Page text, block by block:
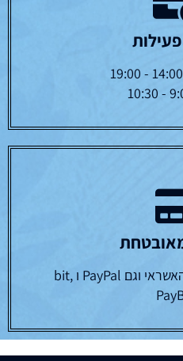
עובדים עם כל כרטיסי האשראי וגם PayPal ו bit,